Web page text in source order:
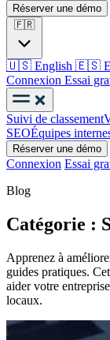
Réserver une démo
🇫🇷
🇺🇸 English 🇪🇸
Connexion Essai
Suivi de classement
SEOÉquipes
Réserver une démo
Connexion Essai
Blog
Catégorie :
Apprenez à
guides pratiques.
aider votre
locaux.